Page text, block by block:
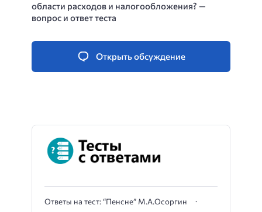
области расходов и налогообложения? —
вопрос и ответ теста
Открыть обсуждение
Ответы на тест: “Пенсне” М.А.Осоргин